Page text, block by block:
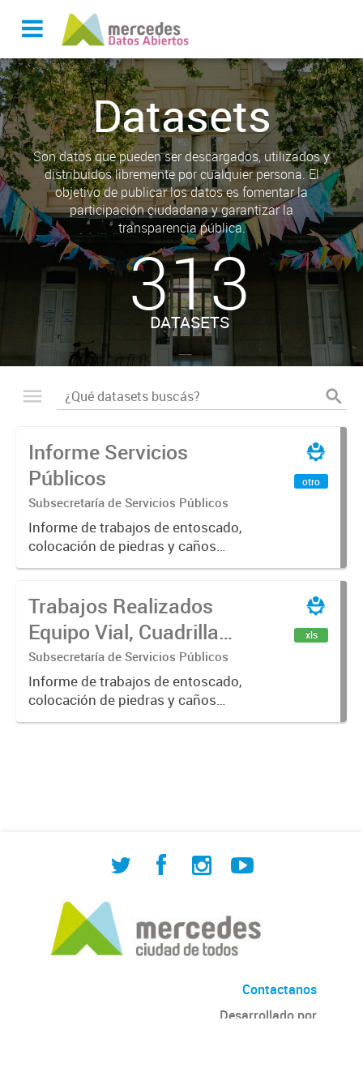
Datasets
Son datos que pueden ser descargados, utilizados y
distribuidos libremente por cualquier persona. El
objetivo de publicar los datos es fomentar la
participación ciudadana y garantizar la
transparencia pública.
313
DATASETS
Informe Servicios
Públicos
Subsecretaría de Servicios Públicos
Informe de trabajos de entoscado,
colocación de piedras y caños
(zanjeo - cruce de calles) Informe
construcción, colocación de tapa
registro, reparación...
otro
Trabajos Realizados
Equipo Vial, Cuadrilla
Bacheo, Servicio
Eléctrico - Noviembre
2021
Subsecretaría de Servicios Públicos
Informe de trabajos de entoscado,
colocación de piedras y caños
(zanjeo - cruce de calles) Informe
xls
Contactanos
Desarrollado por